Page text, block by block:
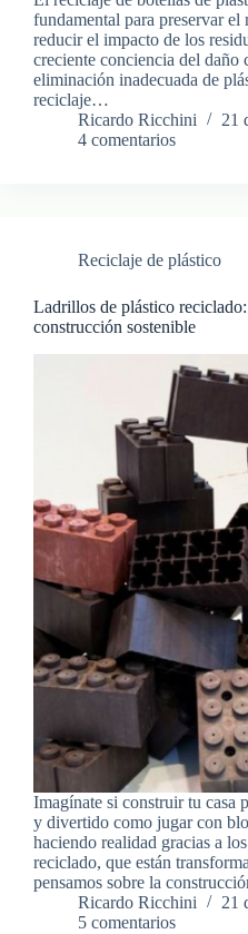
fundamental para preservar el
reducir el impacto de los
creciente conciencia del daño
eliminación inadecuada de
reciclaje…
Ricardo Ricchini
21
4 comentarios
Reciclaje de plástico
Ladrillos de plástico
construcción sostenible
Imagínate si construir tu casa
y divertido como jugar con
haciendo realidad gracias a
reciclado, que están
pensamos sobre la
Ricardo Ricchini
21
5 comentarios